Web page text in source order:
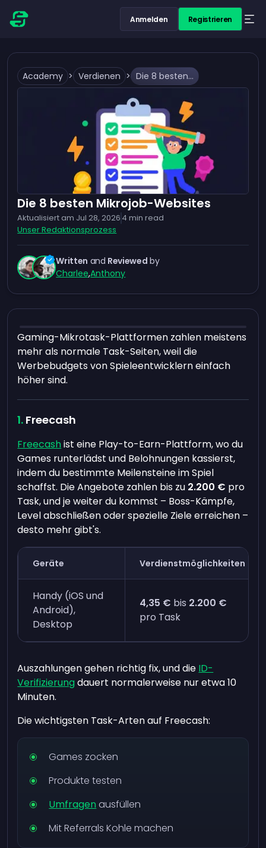
Anmelden Registrieren
Academy > Verdienen > Die 8 besten Mikrojob-Websites
Die 8 besten Mikrojob-Websites
Aktualisiert am Jul 28, 2026 4 min read
Unser Redaktionsprozess
Written and Reviewed by
Charlee,Anthony
Gaming-Mikrotask-Plattformen zahlen meistens
mehr als normale Task-Seiten, weil die
Werbebudgets von Spieleentwicklern einfach
höher sind.
Freecash
Freecashist eine Play-to-Earn-Plattform, wo du
Games runterlädst und Belohnungen kassierst,
indem du bestimmte Meilensteine im Spiel
schaffst. Die Angebote zahlen bis zu 2.200 € pro
Task, und je weiter du kommst – Boss-Kämpfe,
Level abschließen oder spezielle Ziele erreichen –
desto mehr gibt's.
Geräte Verdienstmöglichkeiten
Handy (iOS und
Android),
Desktop
4,35 € bis 2.200 €
pro Task
Auszahlungen gehen richtig fix, und die ID-
Verifizierungdauert normalerweise nur etwa 10
Minuten.
Die wichtigsten Task-Arten auf Freecash:
Games zocken
Produkte testen
Umfragenausfüllen
Mit Referrals Kohle machen